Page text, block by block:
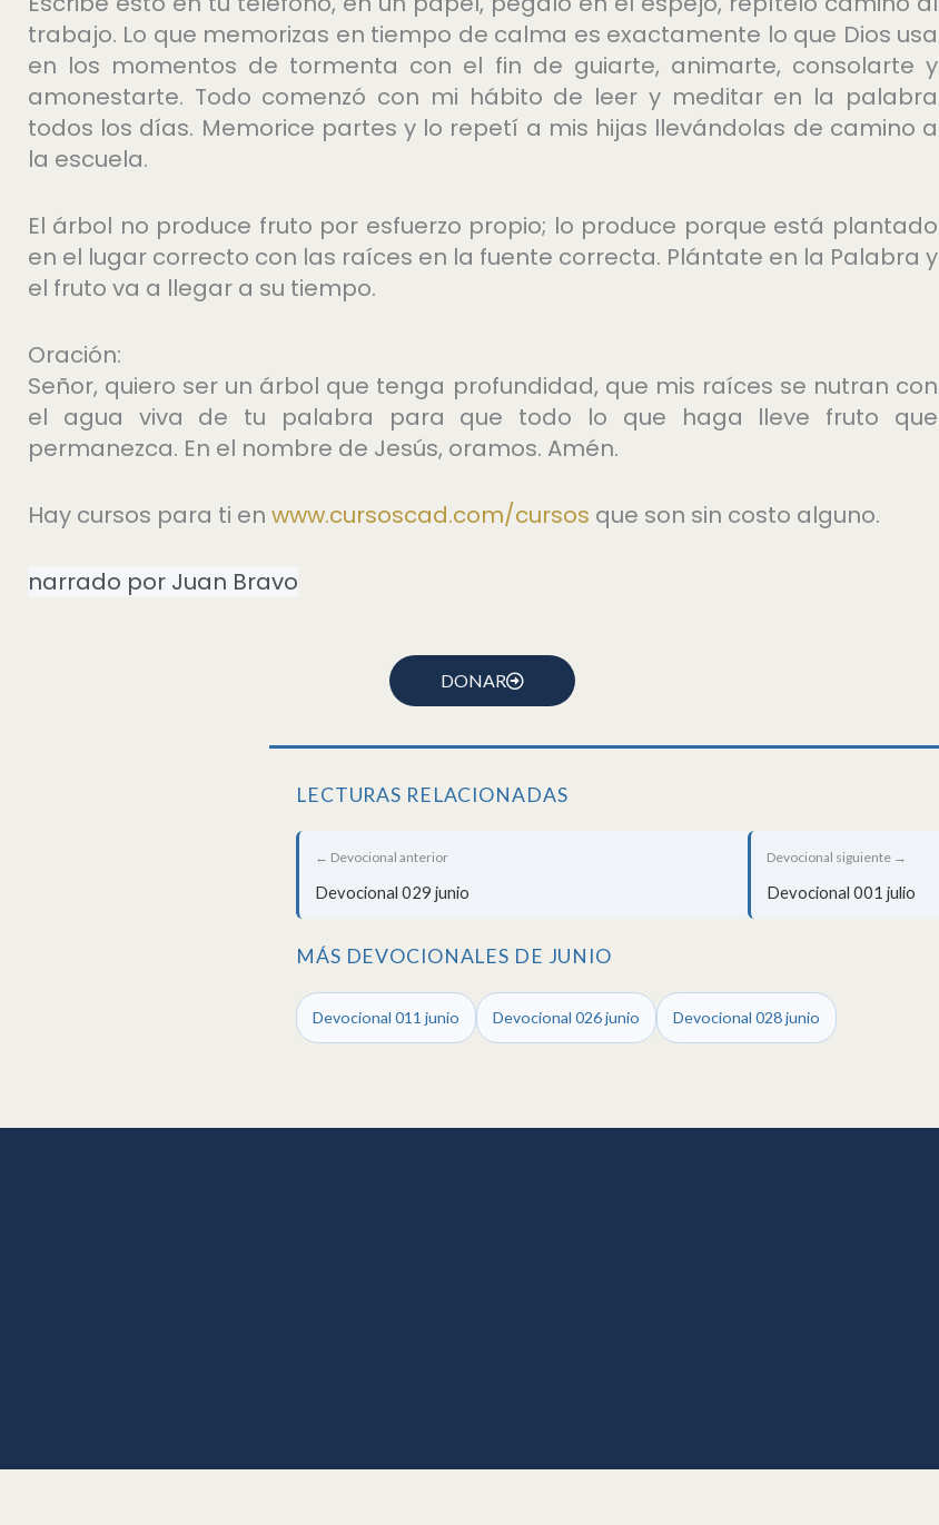
trabajo. Lo que memorizas en tiempo de calma es exactamente lo que Dios usa
en los momentos de tormenta con el fin de guiarte, animarte, consolarte y
amonestarte. Todo comenzó con mi hábito de leer y meditar en la palabra
todos los días. Memorice partes y lo repetí a mis hijas llevándolas de camino a
la escuela.
El árbol no produce fruto por esfuerzo propio; lo produce porque está plantado
en el lugar correcto con las raíces en la fuente correcta. Plántate en la Palabra y
el fruto va a llegar a su tiempo.
Oración:
Señor, quiero ser un árbol que tenga profundidad, que mis raíces se nutran con
el agua viva de tu palabra para que todo lo que haga lleve fruto que
permanezca. En el nombre de Jesús, oramos. Amén.
Hay cursos para ti en ⁠www.cursoscad.com/cursos⁠ que son sin costo alguno.
narrado por Juan Bravo
DONAR
LECTURAS RELACIONADAS
← Devocional anterior
Devocional 029 junio
Devocional siguiente →
Devocional 001 julio
MÁS DEVOCIONALES DE JUNIO
Devocional 011 junio Devocional 026 junio Devocional 028 junio